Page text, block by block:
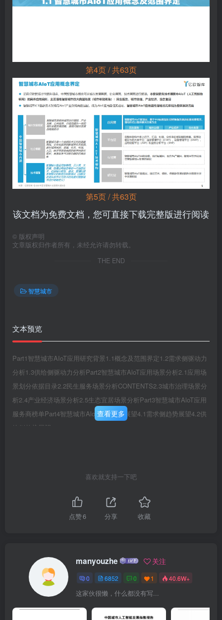
第4页 / 共63页
第5页 / 共63页
该文档为免费文档，您可直接下载完整版进行阅读
© 版权声明
文章版权归作者所有，未经允许请勿转载。
THE END
智慧城市
文本预览
Part1智慧城市AIoT应用研究背景1.1概念及范围界定1.2需求侧驱动力
分析1.3供给侧驱动力分析Part2智慧城市AloT应用场景分析2.1应用场
景划分依据目录2.2民生服务场景分析CONTENTS2.3城市治理场景分
析2.4产业经济场景分析2.5生态宜居场景分析Part3智慧城市AloT应用
服务商榜单Part4智慧城市AloT应用趋势展望4.1需求侧趋势展望4.2供
给侧趋势展望
查看更多
喜欢就支持一下吧
点赞6 分享 收藏
manyouzhe 关注
0 6852 0 1 40.6W+
这家伙很懒，什么都没有写...